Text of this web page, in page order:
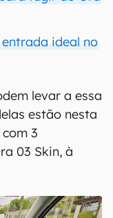
entrada ideal no
levar a essa
estão nesta
3
03 Skin, à